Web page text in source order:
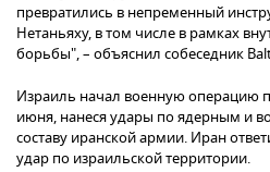
превратились в непременный
Нетаньяху, в том числе в рамках
борьбы", – объяснил собеседник
Израиль начал военную операцию
июня, нанеся удары по ядерным и
составу иранской армии. Иран
удар по израильской территории.